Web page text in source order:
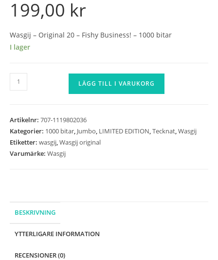
199,00 kr
Wasgij – Original 20 – Fishy Business! – 1000 bitar
I lager
Wasgij
-
-
Fishy
Business!
LÄGG TILL I VARUKORG
Artikelnr: 707-1119802036
Kategorier: 1000 bitar, Jumbo, LIMITED EDITION,Tecknat,Wasgij
Etiketter: wasgij,Wasgij original
Varumärke: Wasgij
BESKRIVNING
YTTERLIGARE INFORMATION
RECENSIONER (0)